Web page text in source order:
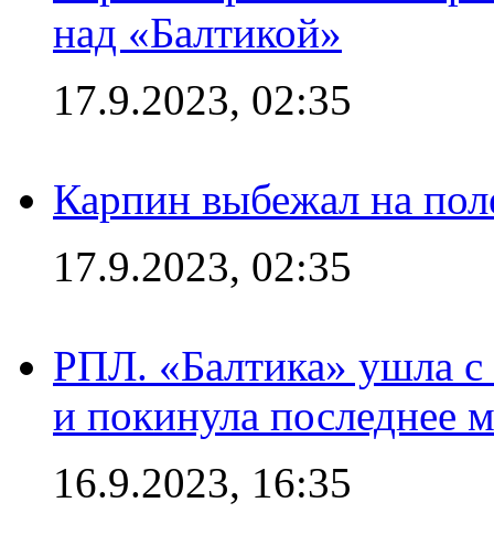
над «Балтикой»
17.9.2023, 02:35
Карпин выбежал на
17.9.2023, 02:35
РПЛ. «Балтика» ушла с
и покинула последнее
16.9.2023, 16:35